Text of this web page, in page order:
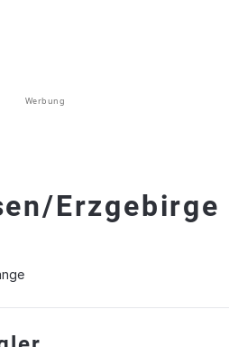
Werbung
Erzgebirge